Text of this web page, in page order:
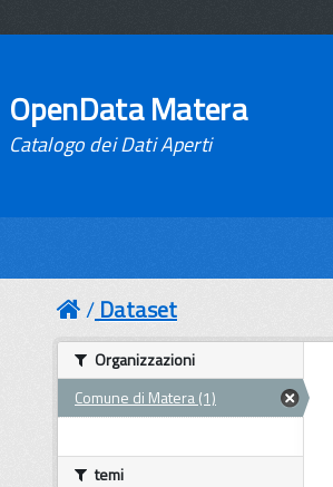
OpenData Matera
Catalogo dei Dati Aperti
Dataset
Organizzazioni
Comune di Matera (1)
temi